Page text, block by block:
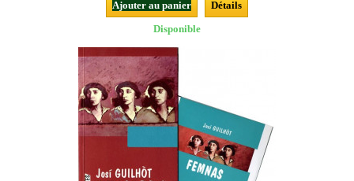
Ajouter au panier
Détails
Disponible